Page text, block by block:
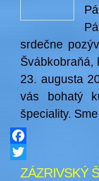
srdečne
Švábkobraňá,
23. augusta
vás bohatý
špeciality.
Facebook
Twitter
ZÁZRIVSKÝ